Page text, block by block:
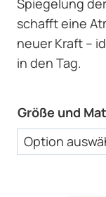
Spiegelung
schafft eine
neuer Kraft –
in den Tag.
Größe und